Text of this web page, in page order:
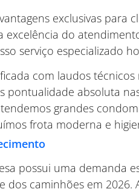
exclusivas para
excelência do
serviço especializado
com laudos técnicos
pontualidade absoluta
grandes
frota moderna e
possui uma demanda
dos caminhões em